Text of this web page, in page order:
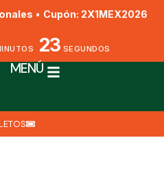
• Cupón: 2X1MEX2026
22 SEGUNDOS
MENÚ